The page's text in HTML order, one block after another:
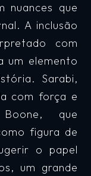
nuances que
A inclusão
com
um elemento
Sarabi,
com força e
que
figura de
o papel
um grande